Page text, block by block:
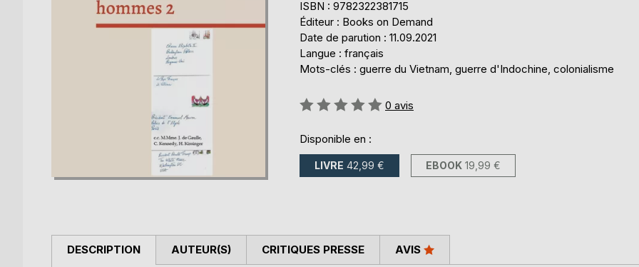
ISBN : 9782322381715
Éditeur : Books on Demand
Date de parution : 11.09.2021
Langue : français
Mots-clés : guerre du Vietnam, guerre d'Indochine, colonialisme
Évaluation:
0 avis
Disponible en :
LIVRE 42,99 € EBOOK 19,99 €
DESCRIPTION AUTEUR(S) CRITIQUES PRESSE AVIS